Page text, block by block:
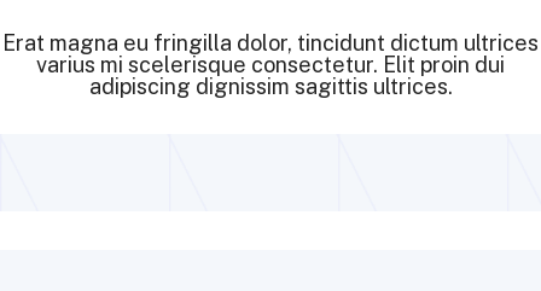
Erat magna eu fringilla dolor, tincidunt dictum ultrices
varius mi scelerisque consectetur. Elit proin dui
adipiscing dignissim sagittis ultrices.